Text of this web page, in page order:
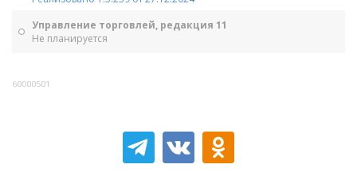
Управление торговлей, редакция 11
Не планируется
60000501